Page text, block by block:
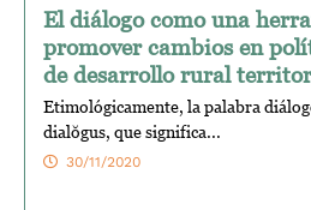
El diálogo como una
promover cambios en
de desarrollo rural
Etimológicamente, la palabra
dialŏgus, que significa...
30/11/2020